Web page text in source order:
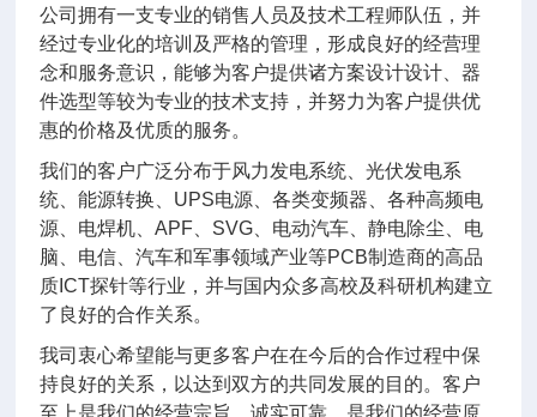
公司拥有一支专业的销售人员及技术工程师队伍，并
经过专业化的培训及严格的管理，形成良好的经营理
念和服务意识，能够为客户提供诸方案设计设计、器
件选型等较为专业的技术支持，并努力为客户提供优
惠的价格及优质的服务。
我们的客户广泛分布于风力发电系统、光伏发电系
统、能源转换、UPS电源、各类变频器、各种高频电
源、电焊机、APF、SVG、电动汽车、静电除尘、电
脑、电信、汽车和军事领域产业等PCB制造商的高品
质ICT探针等行业，并与国内众多高校及科研机构建立
了良好的合作关系。
我司衷心希望能与更多客户在在今后的合作过程中保
持良好的关系，以达到双方的共同发展的目的。客户
至上是我们的经营宗旨，诚实可靠，是我们的经营原